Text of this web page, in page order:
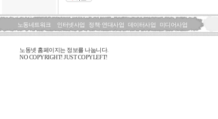
노동네트워크 인터넷사업 정책·연대사업 데이터사업 미디어사업
노동넷 홈페이지는 정보를 나눕니다.
NO COPYRIGHT! JUST COPYLEFT!